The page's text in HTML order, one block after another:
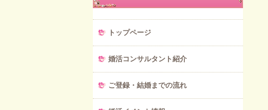
トップページ
婚活コンサルタント紹介
ご登録・結婚までの流れ